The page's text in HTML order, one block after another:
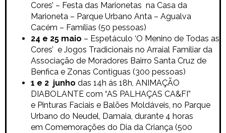
Cores’ – Festa das Marionetas na Casa da
Marioneta – Parque Urbano Anta – Agualva
Cacém – Famílias (50 pessoas)
24 e 25 maio – Espetáculo ‘O Menino de Todas as
Cores’ e Jogos Tradicionais no Arraial Familiar da
Associação de Moradores Bairro Santa Cruz de
Benfica e Zonas Contiguas (300 pessoas)
1 e 2 junho das 14h ás 18h, ANIMAÇÃO
DIABOLANTE com “AS PALHAÇAS CA&FI”
e Pinturas Faciais e Balões Moldáveis, no Parque
Urbano do Neudel, Damaia, durante 4 horas
em Comemorações do Dia da Criança (500